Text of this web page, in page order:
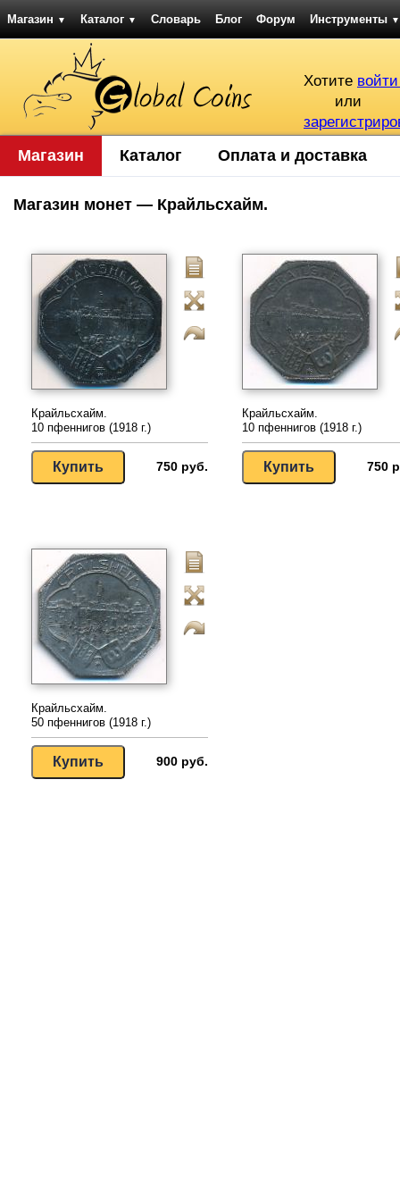
Магазин ▼ Каталог ▼ Словарь Блог Форум Инструменты ▼
Хотите
или
Магазин Каталог Оплата и доставка
Магазин монет — Крайльсхайм.
Крайльсхайм.
10 пфеннигов (1918 г.)
750 руб.
Крайльсхайм.
10 пфеннигов (1918 г.)
750
Крайльсхайм.
50 пфеннигов (1918 г.)
900 руб.